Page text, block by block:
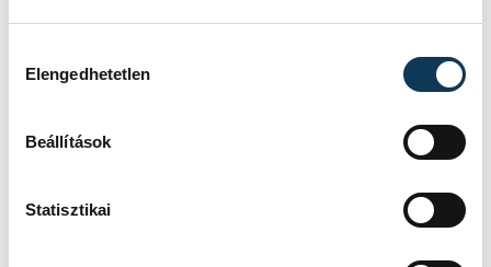
Elengedhetetlen
Beállítások
Statisztikai